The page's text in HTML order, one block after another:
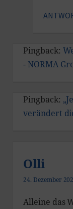
Pingback:
- NORMA
Pingback:
verändert
Olli
24. Dezember
Alleine das